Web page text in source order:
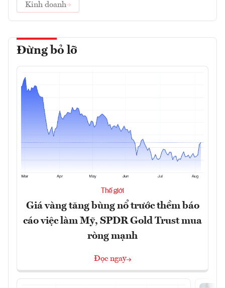
Kinh doanh
Đừng bỏ lỡ
Thế giới
Giá vàng tăng bùng nổ trước thềm báo
cáo việc làm Mỹ, SPDR Gold Trust mua
ròng mạnh
Đọc ngay